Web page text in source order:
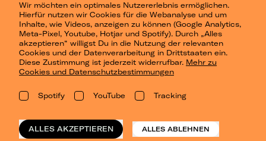
Wir möchten ein optimales Nutzererlebnis ermöglichen.
Hierfür nutzen wir Cookies für die Webanalyse und um
Inhalte, wie Videos, anzeigen zu können (Google Analytics,
Meta-Pixel, Youtube, Hotjar und Spotify). Durch „Alles
akzeptieren“ willigst Du in die Nutzung der relevanten
Cookies und der Datenverarbeitung in Drittstaaten ein.
Diese Zustimmung ist jederzeit widerrufbar. Mehr zu
Cookies und Datenschutzbestimmungen
Spotify YouTube Tracking
ALLES AKZEPTIEREN ALLES ABLEHNEN
Presse
Berlin
Dresden
Leipzig
Konzertsommer Petersberg
Vergangene Shows
o_team